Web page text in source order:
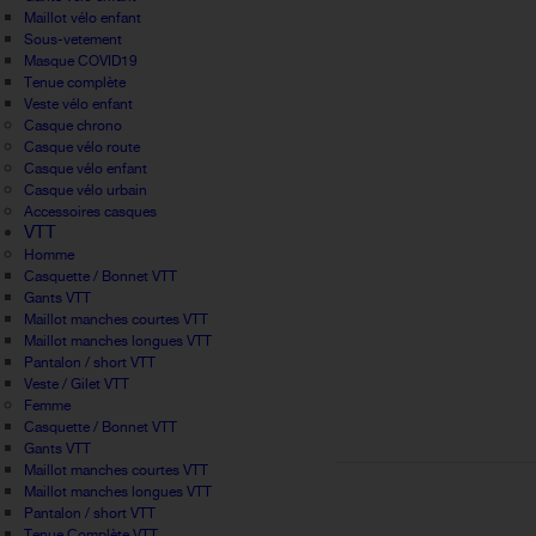
Maillot vélo enfant
Sous-vetement
Masque COVID19
Tenue complète
Veste vélo enfant
Casque chrono
Casque vélo route
Casque vélo enfant
Casque vélo urbain
Accessoires casques
VTT
Homme
Casquette / Bonnet VTT
Gants VTT
Maillot manches courtes VTT
Maillot manches longues VTT
Pantalon / short VTT
Veste / Gilet VTT
Femme
Casquette / Bonnet VTT
Gants VTT
Maillot manches courtes VTT
Maillot manches longues VTT
Pantalon / short VTT